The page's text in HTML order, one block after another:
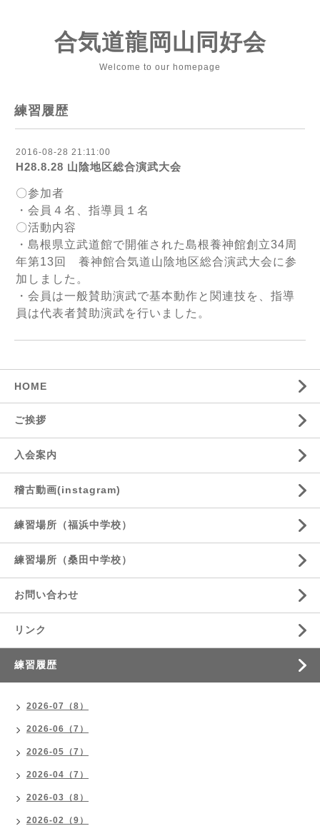
合気道龍岡山同好会
Welcome to our homepage
練習履歴
2016-08-28 21:11:00
H28.8.28 山陰地区総合演武大会
〇参加者
・会員４名、指導員１名
〇活動内容
・島根県立武道館で開催された島根養神館創立34周
年第13回 養神館合気道山陰地区総合演武大会に参
加しました。
・会員は一般賛助演武で基本動作と関連技を、指導
員は代表者賛助演武を行いました。
HOME
ご挨拶
入会案内
稽古動画(instagram)
練習場所（福浜中学校）
練習場所（桑田中学校）
お問い合わせ
リンク
練習履歴
2026-07（8）
2026-06（7）
2026-05（7）
2026-04（7）
2026-03（8）
2026-02（9）